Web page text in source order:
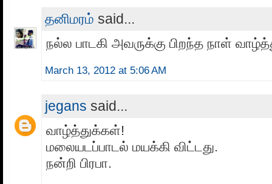
தனிமரம் said...
நல்ல பாடகி அவருக்கு பிறந்த நாள்
March 13, 2012 at 5:06 AM
jegans said...
வாழ்த்துக்கள்!
மலையடப்பாடல் மயக்கி விட்டது.
நன்றி பிரபா.